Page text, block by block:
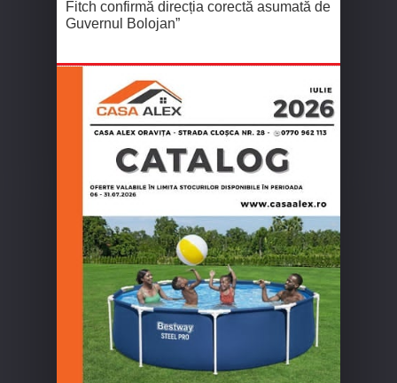
Fitch confirmă direcția corectă asumată de
Guvernul Bolojan”